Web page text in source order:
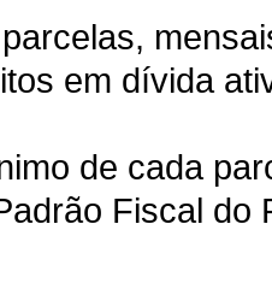
em dívida
de cada
Fiscal do